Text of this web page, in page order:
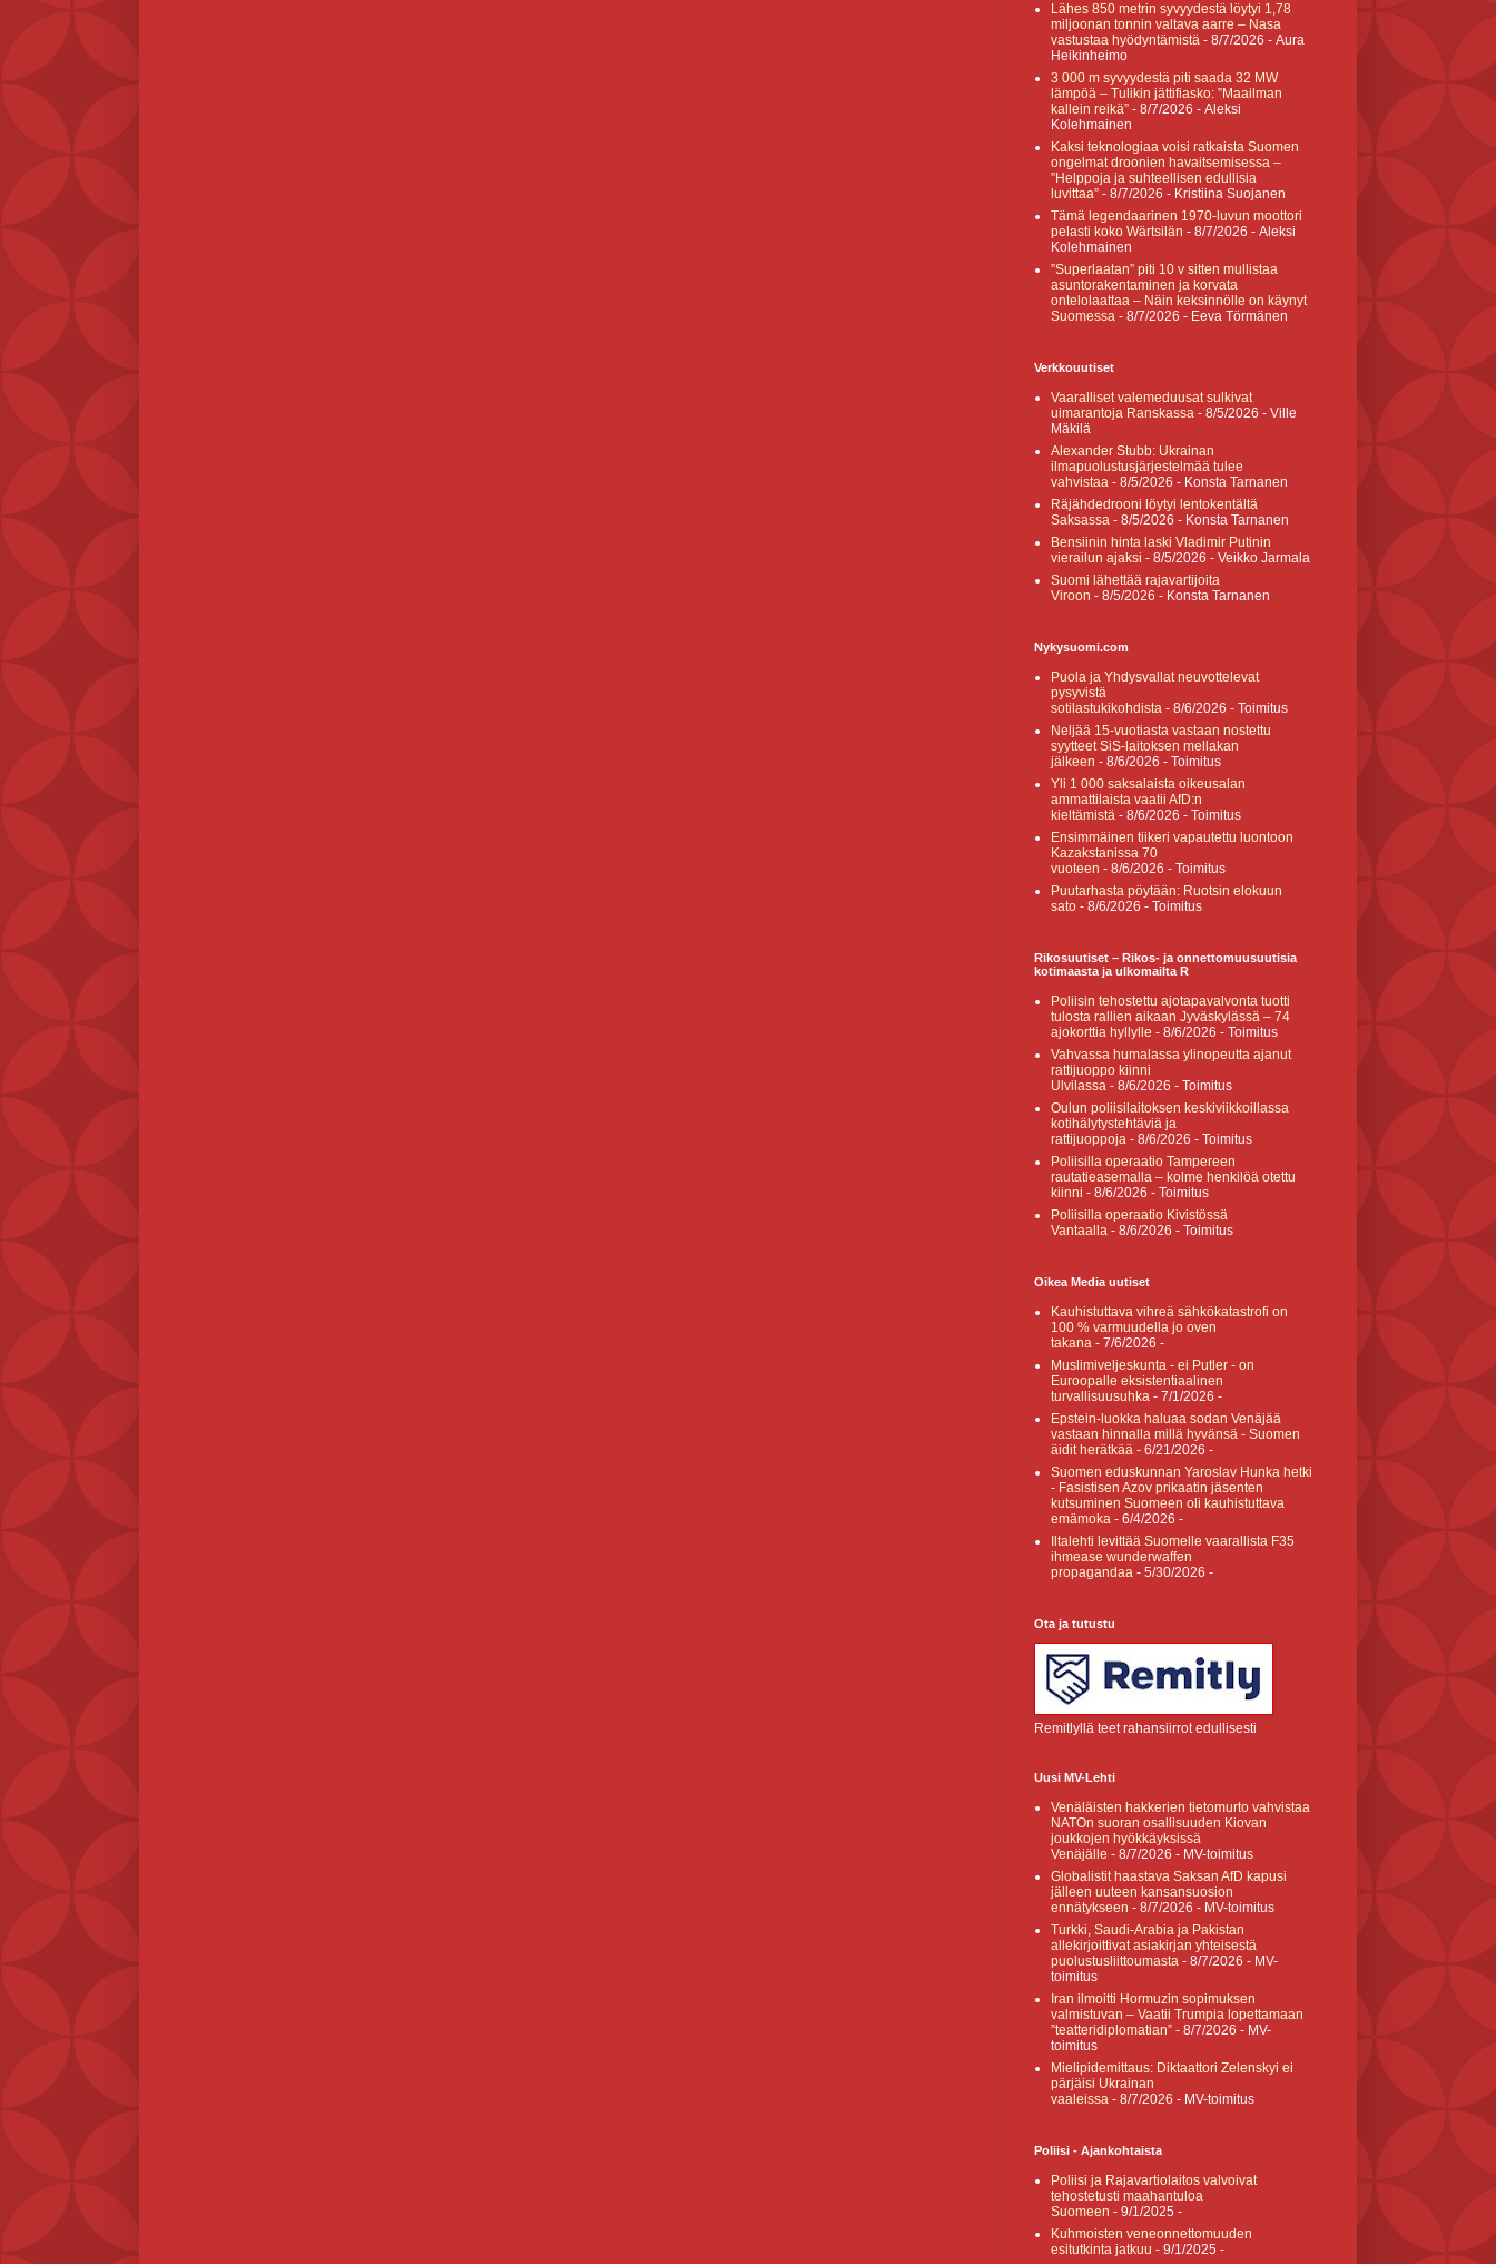
Lähes 850 metrin syvyydestä löytyi 1,78
miljoonan tonnin valtava aarre – Nasa
vastustaa hyödyntämistä - 8/7/2026 - Aura
Heikinheimo
3 000 m syvyydestä piti saada 32 MW
lämpöä – Tulikin jättifiasko: ”Maailman
kallein reikä” - 8/7/2026 - Aleksi
Kolehmainen
Kaksi teknologiaa voisi ratkaista Suomen
ongelmat droonien havaitsemisessa –
”Helppoja ja suhteellisen edullisia
luvittaa” - 8/7/2026 - Kristiina Suojanen
Tämä legendaarinen 1970-luvun moottori
pelasti koko Wärtsilän - 8/7/2026 - Aleksi
Kolehmainen
”Superlaatan” piti 10 v sitten mullistaa
asuntorakentaminen ja korvata
ontelolaattaa – Näin keksinnölle on käynyt
Suomessa - 8/7/2026 - Eeva Törmänen
Verkkouutiset
Vaaralliset valemeduusat sulkivat
uimarantoja Ranskassa - 8/5/2026 - Ville
Mäkilä
Alexander Stubb: Ukrainan
ilmapuolustusjärjestelmää tulee
vahvistaa - 8/5/2026 - Konsta Tarnanen
Räjähdedrooni löytyi lentokentältä
Saksassa - 8/5/2026 - Konsta Tarnanen
Bensiinin hinta laski Vladimir Putinin
vierailun ajaksi - 8/5/2026 - Veikko Jarmala
Suomi lähettää rajavartijoita
Viroon - 8/5/2026 - Konsta Tarnanen
Nykysuomi.com
Puola ja Yhdysvallat neuvottelevat
pysyvistä
sotilastukikohdista - 8/6/2026 - Toimitus
Neljää 15-vuotiasta vastaan nostettu
syytteet SiS-laitoksen mellakan
jälkeen - 8/6/2026 - Toimitus
Yli 1 000 saksalaista oikeusalan
ammattilaista vaatii AfD:n
kieltämistä - 8/6/2026 - Toimitus
Ensimmäinen tiikeri vapautettu luontoon
Kazakstanissa 70
vuoteen - 8/6/2026 - Toimitus
Puutarhasta pöytään: Ruotsin elokuun
sato - 8/6/2026 - Toimitus
Rikosuutiset – Rikos- ja onnettomuusuutisia
kotimaasta ja ulkomailta R
Poliisin tehostettu ajotapavalvonta tuotti
tulosta rallien aikaan Jyväskylässä – 74
ajokorttia hyllylle - 8/6/2026 - Toimitus
Vahvassa humalassa ylinopeutta ajanut
rattijuoppo kiinni
Ulvilassa - 8/6/2026 - Toimitus
Oulun poliisilaitoksen keskiviikkoillassa
kotihälytystehtäviä ja
rattijuoppoja - 8/6/2026 - Toimitus
Poliisilla operaatio Tampereen
rautatieasemalla – kolme henkilöä otettu
kiinni - 8/6/2026 - Toimitus
Poliisilla operaatio Kivistössä
Vantaalla - 8/6/2026 - Toimitus
Oikea Media uutiset
Kauhistuttava vihreä sähkökatastrofi on
100 % varmuudella jo oven
takana - 7/6/2026 -
Muslimiveljeskunta - ei Putler - on
Euroopalle eksistentiaalinen
turvallisuusuhka - 7/1/2026 -
Epstein-luokka haluaa sodan Venäjää
vastaan hinnalla millä hyvänsä - Suomen
äidit herätkää - 6/21/2026 -
Suomen eduskunnan Yaroslav Hunka hetki
- Fasistisen Azov prikaatin jäsenten
kutsuminen Suomeen oli kauhistuttava
emämoka - 6/4/2026 -
Iltalehti levittää Suomelle vaarallista F35
ihmease wunderwaffen
propagandaa - 5/30/2026 -
Ota ja tutustu
Remitlyllä teet rahansiirrot edullisesti
Uusi MV-Lehti
Venäläisten hakkerien tietomurto vahvistaa
NATOn suoran osallisuuden Kiovan
joukkojen hyökkäyksissä
Venäjälle - 8/7/2026 - MV-toimitus
Globalistit haastava Saksan AfD kapusi
jälleen uuteen kansansuosion
ennätykseen - 8/7/2026 - MV-toimitus
Turkki, Saudi-Arabia ja Pakistan
allekirjoittivat asiakirjan yhteisestä
puolustusliittoumasta - 8/7/2026 - MV-
toimitus
Iran ilmoitti Hormuzin sopimuksen
valmistuvan – Vaatii Trumpia lopettamaan
”teatteridiplomatian” - 8/7/2026 - MV-
toimitus
Mielipidemittaus: Diktaattori Zelenskyi ei
pärjäisi Ukrainan
vaaleissa - 8/7/2026 - MV-toimitus
Poliisi - Ajankohtaista
Poliisi ja Rajavartiolaitos valvoivat
tehostetusti maahantuloa
Suomeen - 9/1/2025 -
Kuhmoisten veneonnettomuuden
esitutkinta jatkuu - 9/1/2025 -